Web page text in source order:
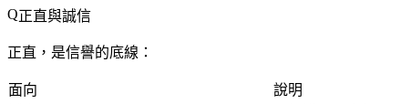
正直與誠信
正直，是信譽的底線：
面向
說明